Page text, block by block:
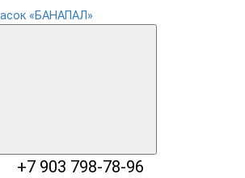
+7 903 798-78-96